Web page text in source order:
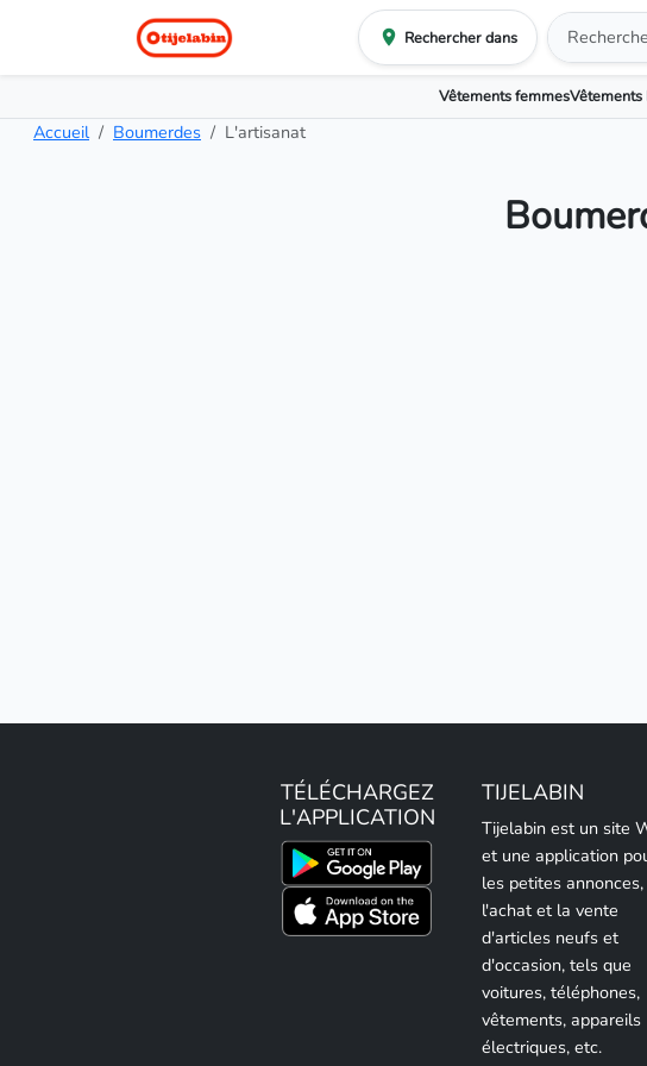
Rechercher dans
Vêtements femmesVêtements
Accueil Boumerdes L'artisanat
TÉLÉCHARGEZ
L'APPLICATION
TIJELABIN
Tijelabin est un site
et une application
les petites annonces,
l'achat et la vente
d'articles neufs et
d'occasion, tels que
voitures, téléphones,
vêtements, appareils
électriques, etc.